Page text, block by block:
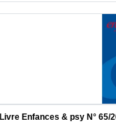
Livre Enfances & psy N° 65/